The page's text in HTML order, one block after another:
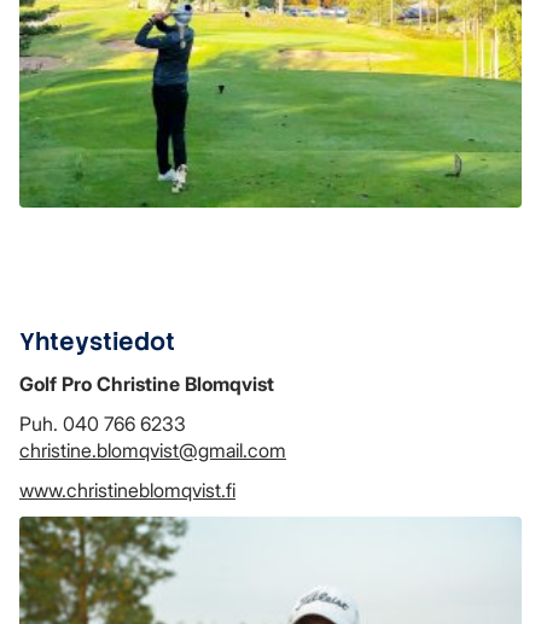
Yhteystiedot
Golf Pro Christine Blomqvist
Puh. 040 766 6233
christine.blomqvist@gmail.com
www.christineblomqvist.fi